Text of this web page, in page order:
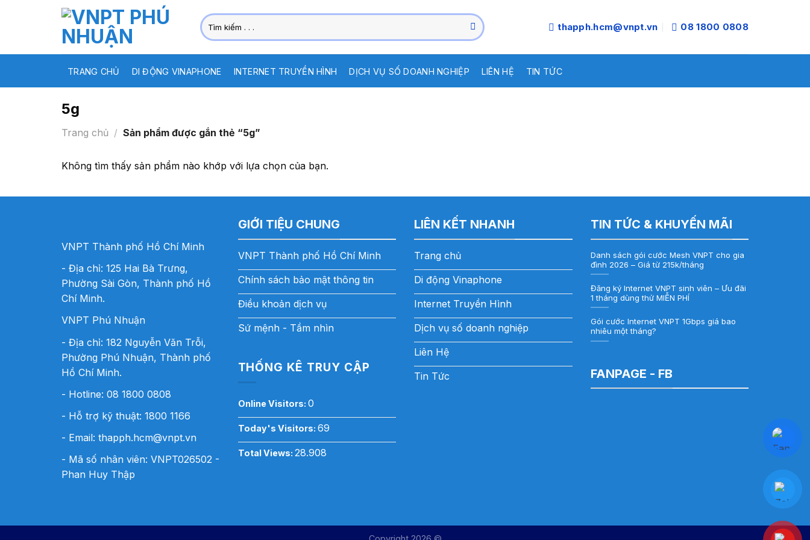
Tìm
kiếm:
thapph.hcm@vnpt.vn 08 1800 0808
TRANG CHỦ DI ĐỘNG VINAPHONE INTERNET TRUYỀN HÌNH DỊCH VỤ SỐ DOANH NGHIỆP LIÊN HỆ TIN TỨC
5g
Trang chủ / Sản phẩm được gắn thẻ “5g”
Không tìm thấy sản phẩm nào khớp với lựa chọn của bạn.
VNPT Thành phố Hồ Chí Minh
- Địa chỉ: 125 Hai Bà Trưng,
Phường Sài Gòn, Thành phố Hồ
Chí Minh.
VNPT Phú Nhuận
- Địa chỉ: 182 Nguyễn Văn Trỗi,
Phường Phú Nhuận, Thành phố
Hồ Chí Minh.
- Hotline: 08 1800 0808
- Hỗ trợ kỹ thuật: 1800 1166
- Email: thapph.hcm@vnpt.vn
- Mã số nhân viên: VNPT026502 -
Phan Huy Thập
GIỚI TIỆU CHUNG
VNPT Thành phố Hồ Chí Minh
Chính sách bảo mật thông tin
Điều khoản dịch vụ
Sứ mệnh - Tầm nhìn
THỐNG KÊ TRUY CẬP
Online Visitors: 0
Today's Visitors: 69
Total Views: 28.908
LIÊN KẾT NHANH
Trang chủ
Di động Vinaphone
Internet Truyền Hình
Dịch vụ số doanh nghiệp
Liên Hệ
Tin Tức
TIN TỨC & KHUYẾN MÃI
Danh sách gói cước Mesh VNPT cho gia
đình 2026 – Giá từ 215k/tháng
Đăng ký Internet VNPT sinh viên – Ưu đãi
1 tháng dùng thử MIỄN PHÍ
Gói cước Internet VNPT 1Gbps giá bao
nhiêu một tháng?
FANPAGE - FB